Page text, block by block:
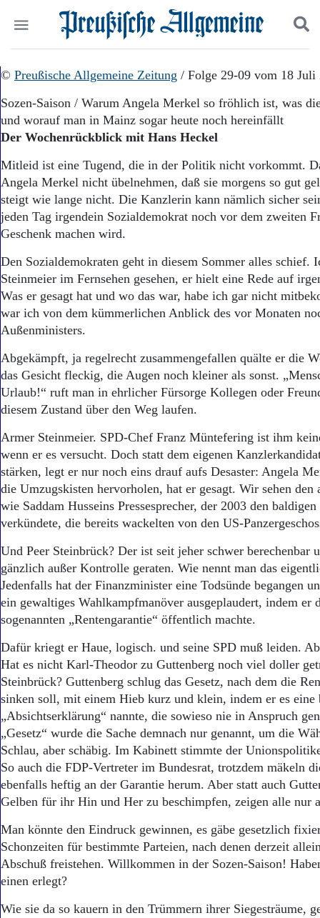
Wer wir sind
Aktuelle Ausgabe
Abonnent werden
Abo Prämien
Archiv
Mediadaten
Politik
Wirtschaft
Panorama
Gesellschaft
Geschichte
Ostpreußen
Pommern
Berlin-Brandenburg
Bücher
Impressum
Datenschutz
Suchen und finden
© Preußische Allgemeine Zeitung / Folge 29-09 vom 18 Juli
Sozen-Saison / Warum Angela Merkel so fröhlich ist, was
und worauf man in Mainz sogar heute noch hereinfällt
Der Wochenrückblick mit Hans Heckel
Mitleid ist eine Tugend, die in der Politik nicht vorkommt.
Angela Merkel nicht übelnehmen, daß sie morgens so gut
steigt wie lange nicht. Die Kanzlerin kann nämlich sicher
jeden Tag irgendein Sozialdemokrat noch vor dem zweiten
Geschenk machen wird.
Den Sozialdemokraten geht in diesem Sommer alles schief.
Steinmeier im Fernsehen gesehen, er hielt eine Rede auf
Was er gesagt hat und wo das war, habe ich gar nicht
war ich von dem kümmerlichen Anblick des vor Monaten
Außenministers.
Abgekämpft, ja regelrecht zusammengefallen quälte er die
das Gesicht fleckig, die Augen noch kleiner als sonst.
Urlaub!“ ruft man in ehrlicher Fürsorge Kollegen oder
diesem Zustand über den Weg laufen.
Armer Steinmeier. SPD-Chef Franz Müntefering ist ihm
wenn er es versucht. Doch statt dem eigenen
stärken, legt er nur noch eins drauf aufs Desaster: Angela
die Umzugskisten hervorholen, hat er gesagt. Wir sehen den
wie Saddam Husseins Pressesprecher, der 2003 den
verkündete, die bereits wackelten von den US-
Und Peer Steinbrück? Der ist seit jeher schwer berechenbar
gänzlich außer Kontrolle geraten. Wie nennt man das
Jedenfalls hat der Finanzminister eine Todsünde begangen
ein gewaltiges Wahlkampfmanöver ausgeplaudert, indem er
sogenannten „Rentengarantie“ öffentlich machte.
Dafür kriegt er Haue, logisch. und seine SPD muß leiden.
Hat es nicht Karl-Theodor zu Guttenberg noch viel doller
Steinbrück? Guttenberg schlug das Gesetz, nach dem die
sinken soll, mit einem Hieb kurz und klein, indem er es eine
„Absichtserklärung“ nannte, die sowieso nie in Anspruch
„Gesetz“ wurde die Sache demnach nur genannt, um die
Schlau, aber schäbig. Im Kabinett stimmte der
So auch die FDP-Vertreter im Bundesrat, trotzdem mäkeln
ebenfalls heftig an der Garantie herum. Aber statt auch
Gelben für ihr Hin und Her zu beschimpfen, zeigen alle nur
Man könnte den Eindruck gewinnen, es gäbe gesetzlich
Schonzeiten für bestimmte Parteien, nach denen derzeit
Abschuß freistehen. Willkommen in der Sozen-Saison!
einen erlegt?
Wie sie da so kauern in den Trümmern ihrer Siegesträume,